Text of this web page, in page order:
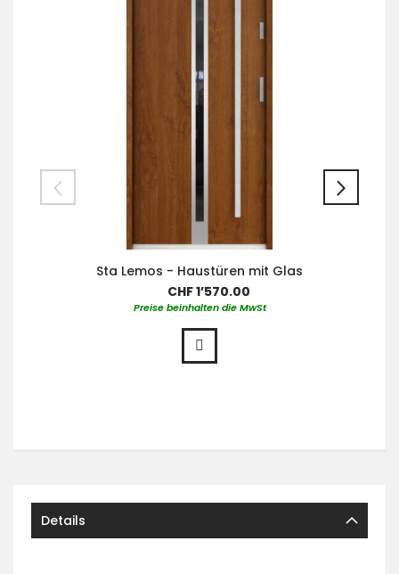
Sta Lemos - Haustüren mit Glas
CHF 1’570.00
Preise beinhalten die MwSt
Details